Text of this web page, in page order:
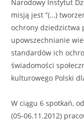
Narodowy Instytut
misją jest ”(…)
ochrony dziedzictwa
upowszechnianie
standardów ich
świadomości
kulturowego Polski
W ciągu 6 spotkań,
(05-06.11.2012)